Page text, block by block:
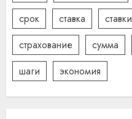
срок
ставка ставки
страхование
сумма
шаги
экономия